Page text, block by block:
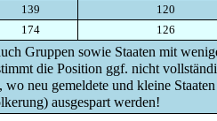
139
120
174 126
Gruppen sowie Staaten mit
die Position ggf. nicht
wo neu gemeldete und kleine
ausgespart werden!